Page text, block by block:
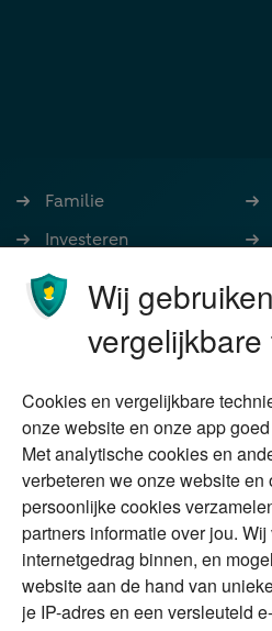
Familie
Investeren
Ondernemen
Stoppen met werken
Wonen
Duurzaam
Vermogensplanning
Tweede huis in
buitenland
DGA
Erfenis
Wij
Cookies en vergelijkbare
onze website en onze app
Met analytische cookies en
verbeteren we onze website en
persoonlijke cookies
partners informatie over jou.
internetgedrag binnen, en
website aan de hand van
je IP-adres en een versleuteld